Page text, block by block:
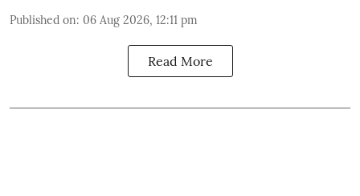
Published on: 06 Aug 2026, 12:11 pm
Read More